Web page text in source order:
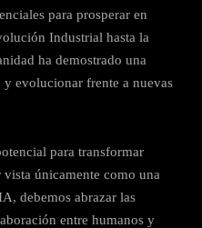
para prosperar en
Industrial hasta la
ha demostrado una
y evolucionar frente a nuevas
para transformar
únicamente como una
debemos abrazar las
entre humanos y